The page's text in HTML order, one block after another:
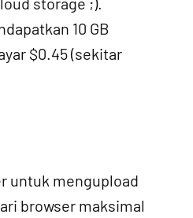
10 GB
$0.45 (sekitar
untuk mengupload
browser maksimal